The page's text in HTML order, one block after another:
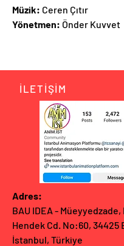
Müzik: Ceren Çıtır
Yönetmen: Önder Kuvvet
İLETİŞİM
Adres:
BAU IDEA -
Hendek Cd. No:60, 34425
İstanbul, Türkiye